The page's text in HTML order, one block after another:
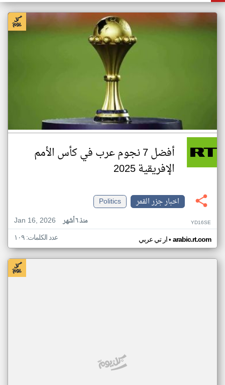
أفضل 7 نجوم عرب في كأس الأمم
الإفريقية 2025
اخبار جزر القمر
Politics
Jan 16, 2026
منذ ٦ أشهر YD16SE
ار تي عربي• arabic.rt.com عدد الكلمات: ١٠٩